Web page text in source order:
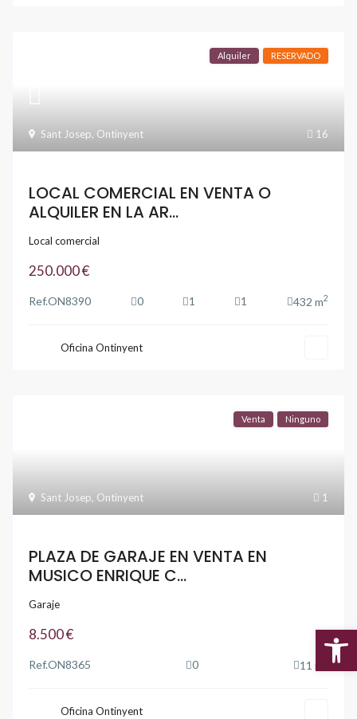
16
Sant Josep, Ontinyent
Alquiler RESERVADO
LOCAL COMERCIAL EN VENTA O
ALQUILER EN LA AR...
Local comercial
250.000 €
Ref.ON8390 0 1 1 432 m2
Oficina Ontinyent
1
Sant Josep, Ontinyent
Venta Ninguno
PLAZA DE GARAJE EN VENTA EN
MUSICO ENRIQUE C...
Garaje
8.500 €
Ref.ON8365 0 11 m
Oficina Ontinyent